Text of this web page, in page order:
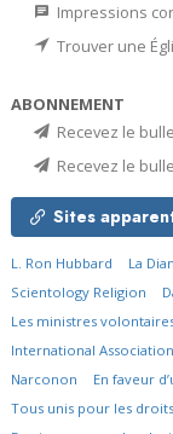
Impressions
Trouver une
ABONNEMENT
Recevez le
Recevez le
Sites
L. Ron Hubbard La
Scientology Religion
Les ministres
International
Narconon
En faveur
Tous unis pour les